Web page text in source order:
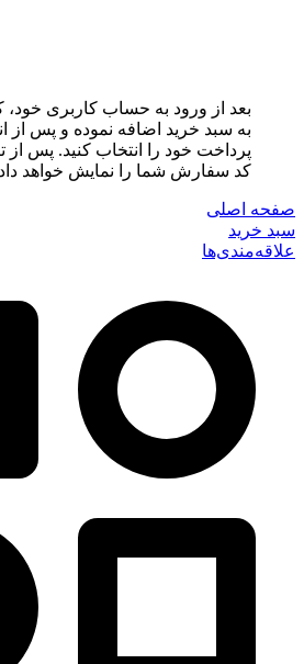
بعد از ورود به حساب کاربری خود،
به سبد خرید اضافه نموده و پس از
پرداخت خود را انتخاب کنید. پس
کد سفارش شما را نمایش خواهد
صفحه اصلی
سبد خرید
علاقه‌مندی‌ها